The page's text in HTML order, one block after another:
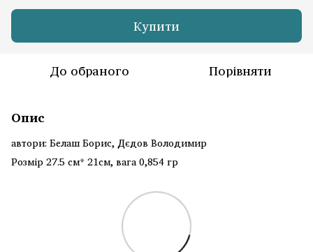
Купити
До обраного Порівняти
Опис
автори: Белаш Борис, Дєдов Володимир
Розмір 27.5 см* 21см, вага 0,854 гр